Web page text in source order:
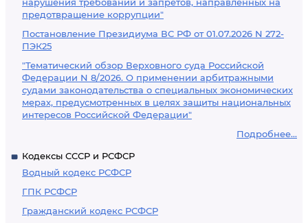
предотвращение коррупции"
Постановление Президиума ВС РФ от 01.07.2026 N 272-
ПЭК25
"Тематический обзор Верховного суда Российской
Федерации N 8/2026. О применении арбитражными
судами законодательства о специальных экономических
мерах, предусмотренных в целях защиты национальных
интересов Российской Федерации"
Подробнее...
Кодексы СССР и РСФСР
Водный кодекс РСФСР
ГПК РСФСР
Гражданский кодекс РСФСР